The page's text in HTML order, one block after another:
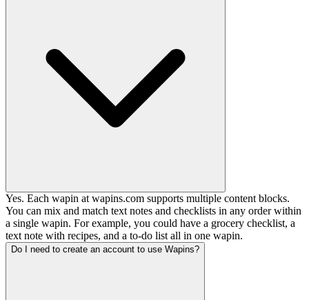
Yes. Each wapin at wapins.com supports multiple content blocks.
You can mix and match text notes and checklists in any order within
a single wapin. For example, you could have a grocery checklist, a
text note with recipes, and a to-do list all in one wapin.
Do I need to create an account to use Wapins?